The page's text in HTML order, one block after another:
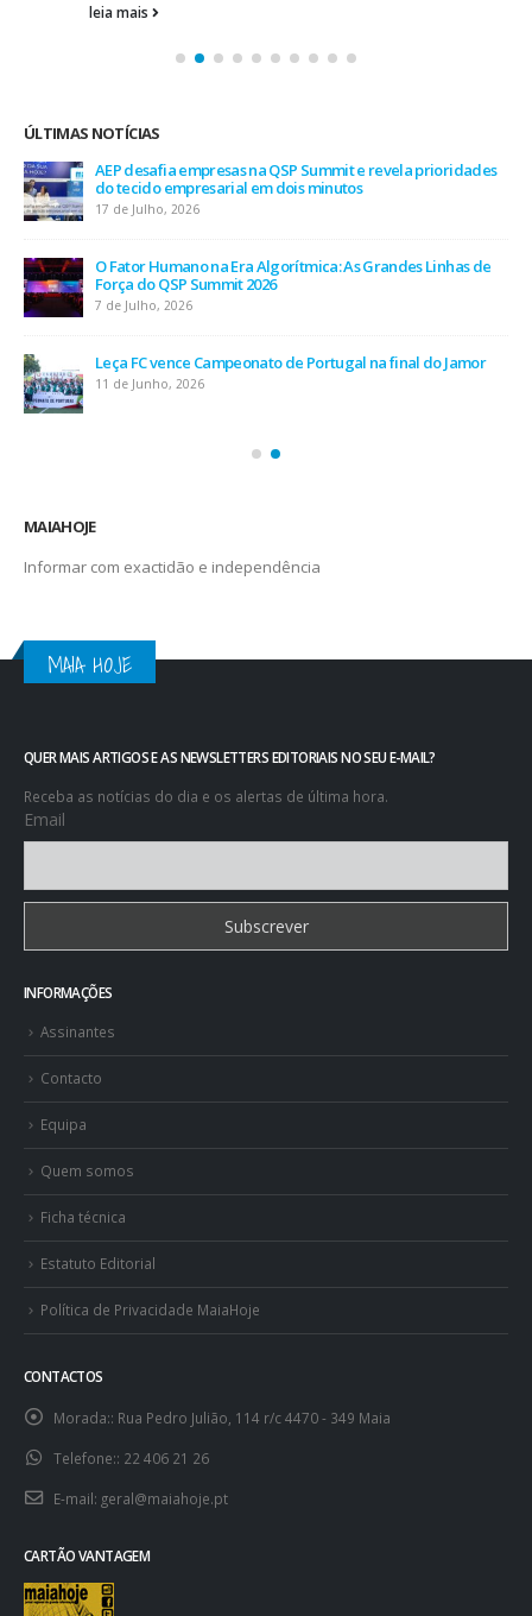
leia mais
ÚLTIMAS NOTÍCIAS
AEP desafia empresas na QSP Summit e revela prioridades
do tecido empresarial em dois minutos
17 de Julho, 2026
O Fator Humano na Era Algorítmica: As Grandes Linhas de
Força do QSP Summit 2026
7 de Julho, 2026
Leça FC vence Campeonato de Portugal na final do Jamor
11 de Junho, 2026
MAIAHOJE
Informar com exactidão e independência
MAIA HOJE
QUER MAIS ARTIGOS E AS NEWSLETTERS EDITORIAIS NO SEU E-MAIL?
Receba as notícias do dia e os alertas de última hora.
Email
INFORMAÇÕES
Assinantes
Contacto
Equipa
Quem somos
Ficha técnica
Estatuto Editorial
Política de Privacidade MaiaHoje
CONTACTOS
Morada:: Rua Pedro Julião, 114 r/c 4470 - 349 Maia
Telefone:: 22 406 21 26
E-mail: geral@maiahoje.pt
CARTÃO VANTAGEM